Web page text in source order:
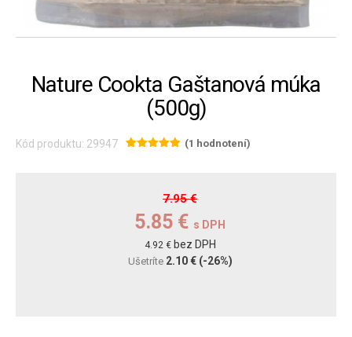
Nature Cookta Gaštanová múka
(500g)
Kód produktu: 29947 (1 hodnotení)
7.95 €
5.85 € s DPH
4.92 € bez DPH
Ušetríte 2.10 € (-26%)